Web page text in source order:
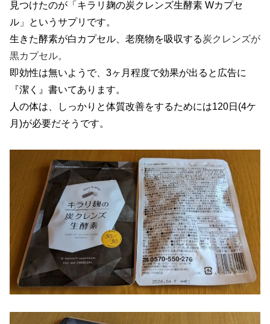
見つけたのが「キラリ麹の炭クレンズ生酵素 Wカプセ
ル」というサプリです。
生きた酵素が白カプセル、老廃物を吸収する炭クレンズが
黒カプセル。
即効性は無いようで、3ヶ月程度で効果が出ると広告に
『潔く』書いてあります。
人の体は、しっかりと体質改善をするためには120日(4ケ
月)が必要だそうです。